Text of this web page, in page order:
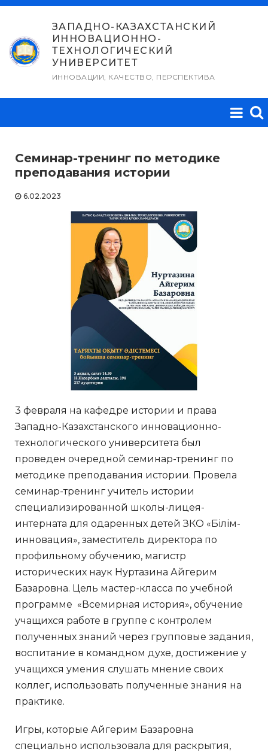
Перейти
содержимому
ЗАПАДНО-КАЗАХСТАНСКИЙ
ИННОВАЦИОННО-
ТЕХНОЛОГИЧЕСКИЙ
УНИВЕРСИТЕТ
ИННОВАЦИИ, КАЧЕСТВО, ПЕРСПЕКТИВА
Семинар-тренинг по методике
преподавания истории
6.02.2023
3 февраля на кафедре истории и права
Западно-Казахстанского инновационно-
технологического университета был
проведен очередной семинар-тренинг по
методике преподавания истории. Провела
семинар-тренинг учитель истории
специализированной школы-лицея-
интерната для одаренных детей ЗКО «Білім-
инновация», заместитель директора по
профильному обучению, магистр
исторических наук Нуртазина Айгерим
Базаровна. Цель мастер-класса по учебной
программе «Всемирная история», обучение
учащихся работе в группе с контролем
полученных знаний через групповые задания,
воспитание в командном духе, достижение у
учащихся умения слушать мнение своих
коллег, использовать полученные знания на
практике.
Игры, которые Айгерим Базаровна
специально использовала для раскрытия,